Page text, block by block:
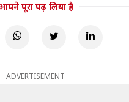
पूरा पढ़ लिया है
ADVERTISEMENT